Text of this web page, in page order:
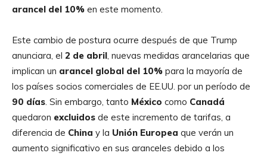
arancel del 10% en este momento.
Este cambio de postura ocurre después de que Trump
anunciara, el 2 de abril, nuevas medidas arancelarias que
implican un arancel global del 10% para la mayoría de
los países socios comerciales de EE.UU. por un período de
90 días. Sin embargo, tanto México como Canadá
quedaron excluidos de este incremento de tarifas, a
diferencia de China y la Unión Europea que verán un
aumento significativo en sus aranceles debido a los